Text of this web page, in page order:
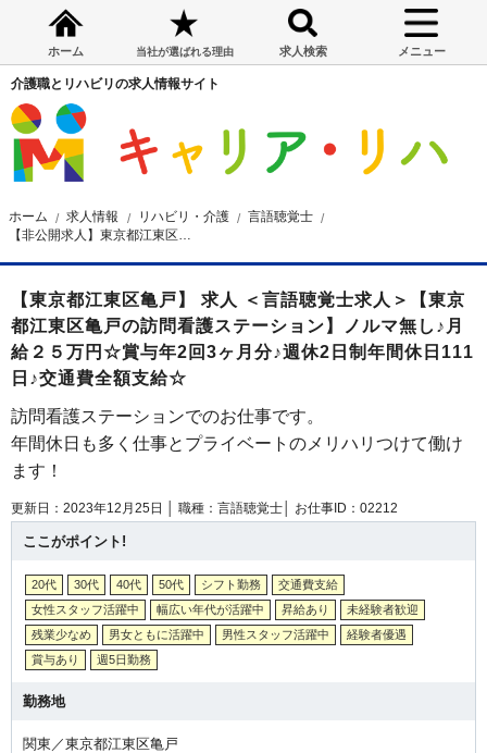
ホーム 当社が選ばれる理由 求人検索 メニュー
介護職とリハビリの求人情報サイト
ホーム 求人情報 リハビリ・介護
言語聴覚士
【東京都江東区亀戸】 求人 ＜言語聴覚士求人＞【東京
都江東区亀戸の訪問看護ステーション】ノルマ無し♪月
給２５万円☆賞与年2回3ヶ月分♪週休2日制年間休日111
日♪交通費全額支給☆
訪問看護ステーションでのお仕事です。
年間休日も多く仕事とプライベートのメリハリつけて働け
ます！
更新日：2023年12月25日 │ 職種：言語聴覚士│ お仕事ID：02212
ここがポイント!
20代 30代 40代 50代 シフト勤務
交通費支給
女性スタッフ活躍中
幅広い年代が活躍中 昇給あり
未経験者歓迎
残業少なめ
男女ともに活躍中 男性スタッフ活躍中
経験者優遇
賞与あり
週5日勤務
勤務地
関東／東京都江東区亀戸